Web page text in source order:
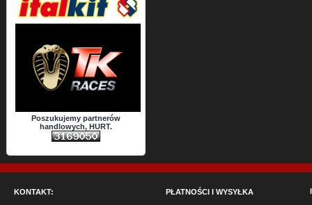
Poszukujemy partnerów
handlowych, HURT.
KONTAKT: PŁATNOŚCI I WYSYŁKA